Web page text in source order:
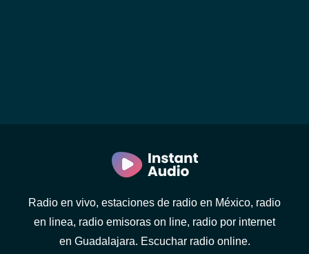
Radio en vivo, estaciones de radio en México, radio
en linea, radio emisoras on line, radio por internet
en Guadalajara. Escuchar radio online.